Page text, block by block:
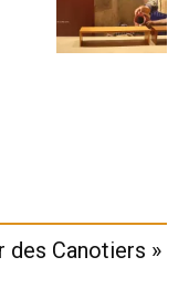
des Canotiers »